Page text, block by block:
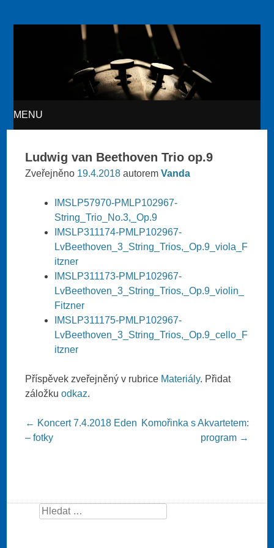
Akvarteto
MENU
Ludwig van Beethoven Trio op.9
Zveřejněno 19.4.2018 autoremVanda
IMSLP57970-PMLP102967-
String_Trio_No.3,_Op.9
IMSLP311174-PMLP102967-
LvBeethoven_3_String_Trios,_Op.9_viola_F
itzner
IMSLP311173-PMLP102967-
LvBeethoven_3_String_Trios,_Op.9_violin_
Fitzner
IMSLP311175-PMLP102967-
LvBeethoven_3_String_Trios,_Op.9_cello_F
itzner
Příspěvek zveřejněný v rubrice Materiály. Přidat
záložkuodkaz.
Post navigation
← Koncert 7.4.2018 Eden
– fotky
Komořinka s Akvartetem:
program →
Search